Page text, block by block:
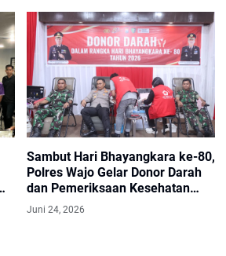
Sambut Hari Bhayangkara ke-80,
Polres Wajo Gelar Donor Darah
dan Pemeriksaan Kesehatan
Gratis
Juni 24, 2026